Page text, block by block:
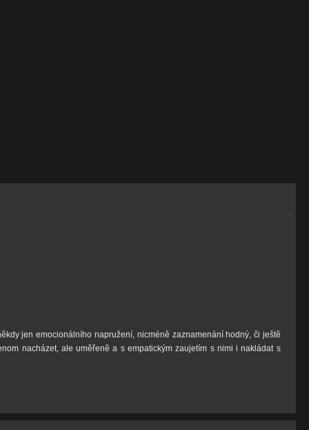
jen emocionálního napružení, nicméně zaznamenání hodný, či ještě
nacházet, ale uměřeně a s empatickým zaujetím s nimi i nakládat s